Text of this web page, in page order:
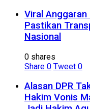
Viral Anggaran
Pastikan
Nasional
0 shares
Share 0 Tweet 0
Alasan DPR
Hakim Vonis